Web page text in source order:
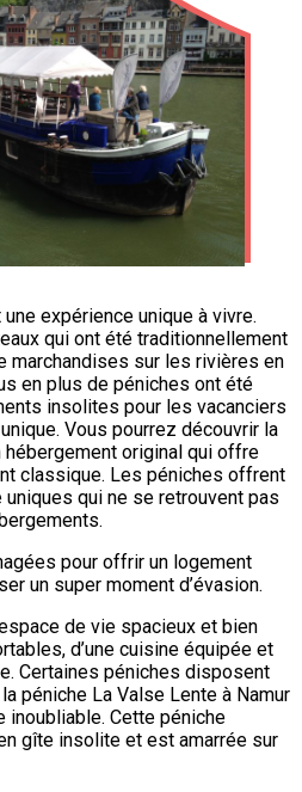
expérience unique à vivre.
qui ont été traditionnellement
marchandises sur les rivières en
en plus de péniches ont été
insolites pour les vacanciers
Vous pourrez découvrir la
hébergement original qui offre
classique. Les péniches offrent
uniques qui ne se retrouvent pas
pour offrir un logement
un super moment d’évasion.
de vie spacieux et bien
d’une cuisine équipée et
Certaines péniches disposent
péniche La Valse Lente à Namur
inoubliable. Cette péniche
gîte insolite et est amarrée sur